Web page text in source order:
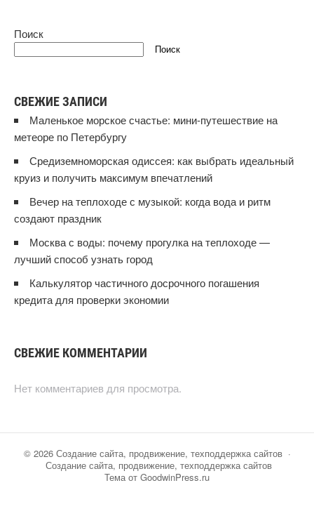
Поиск
Поиск
СВЕЖИЕ ЗАПИСИ
Маленькое морское счастье: мини‑путешествие на
метеоре по Петербургу
Средиземноморская одиссея: как выбрать идеальный
круиз и получить максимум впечатлений
Вечер на теплоходе с музыкой: когда вода и ритм
создают праздник
Москва с воды: почему прогулка на теплоходе —
лучший способ узнать город
Калькулятор частичного досрочного погашения
кредита для проверки экономии
СВЕЖИЕ КОММЕНТАРИИ
Нет комментариев для просмотра.
© 2026 Создание сайта, продвижение, техподдержка сайтов·
Создание сайта, продвижение, техподдержка сайтов
Тема от GoodwinPress.ru